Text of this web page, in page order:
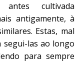
cultivada
antigamente, à
Estas, mal
segui-las ao longo
para sempre